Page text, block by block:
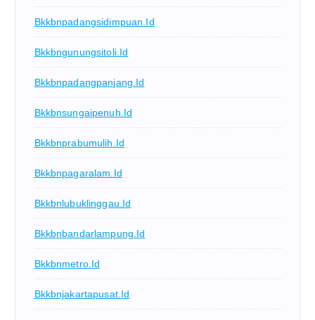
Bkkbnpadangsidimpuan.id
Bkkbngunungsitoli.id
Bkkbnpadangpanjang.id
Bkkbnsungaipenuh.id
Bkkbnprabumulih.id
Bkkbnpagaralam.id
Bkkbnlubuklinggau.id
Bkkbnbandarlampung.id
Bkkbnmetro.id
Bkkbnjakartapusat.id